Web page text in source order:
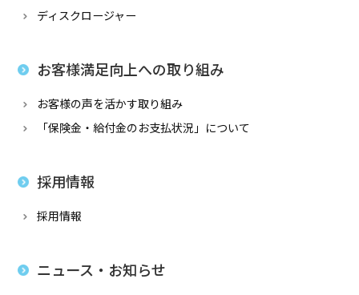
ディスクロージャー
お客様満足向上への取り組み
お客様の声を活かす取り組み
「保険金・給付金のお支払状況」について
採用情報
採用情報
ニュース・お知らせ